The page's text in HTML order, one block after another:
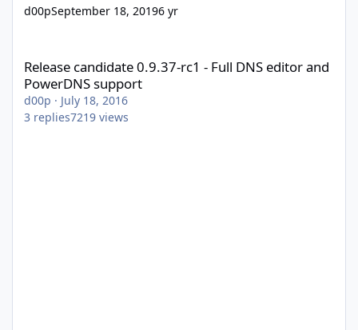
d00pSeptember 18, 20196 yr
Release candidate 0.9.37-rc1 - Full DNS editor and
PowerDNS support
d00p · July 18, 2016
3 replies7219 views